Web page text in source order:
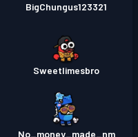
BigChungus123321
Sweetlimesbro
No_money_made_nm